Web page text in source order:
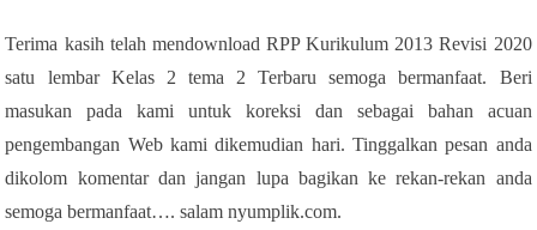
Terima kasih telah mendownload RPP Kurikulum 2013 Revisi 2020
satu lembar Kelas 2 tema 2 Terbaru semoga bermanfaat. Beri
masukan pada kami untuk koreksi dan sebagai bahan acuan
pengembangan Web kami dikemudian hari. Tinggalkan pesan anda
dikolom komentar dan jangan lupa bagikan ke rekan-rekan anda
semoga bermanfaat…. salam nyumplik.com.